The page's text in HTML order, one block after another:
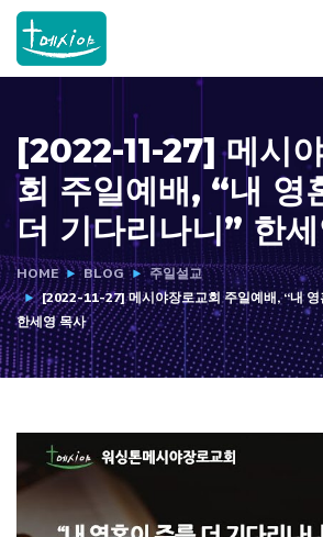
[2022-11-27] 메시
회 주일예배, “내 영
더 기다리나니” 한
HOME BLOG
주일설교
[2022-11-27] 메시야장로교회 주일예배, “내 영
한세영 목사